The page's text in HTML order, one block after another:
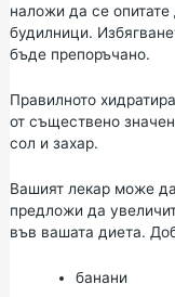
наложи да се
будилници.
бъде препоръчано.
Правилното
от съществено
сол и захар.
Вашият лекар може
предложи да
във вашата диета.
банани